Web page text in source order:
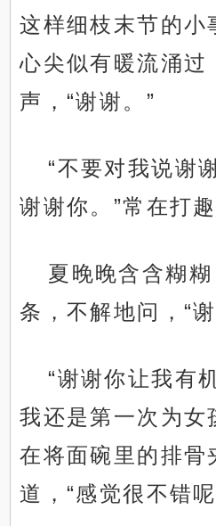
这样细枝末节的小
心尖似有暖流涌过
声，“谢谢。”
“不要对我说谢
谢谢你。”常在打趣
夏晚晚含含糊
条，不解地问，“
“谢谢你让我有
我还是第一次为女
在将面碗里的排骨
道，“感觉很不错